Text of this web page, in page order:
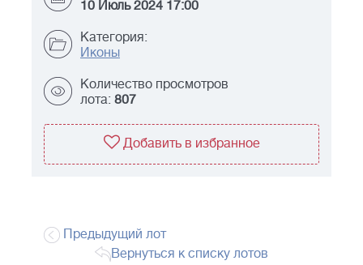
10 Июль 2024 17:00
Категория:
Иконы
Количество просмотров
лота: 807
Добавить в избранное
Предыдущий лот
Вернуться к списку лотов